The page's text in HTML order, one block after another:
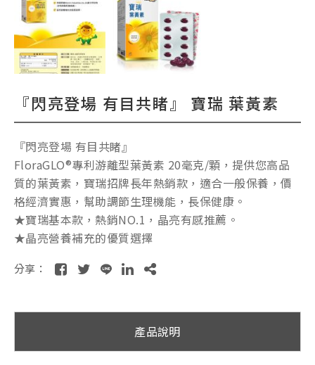
『閃亮登場 有目共睹』 寶瑞 葉黃素
『閃亮登場 有目共睹』
FloraGLO®專利游離型葉黃素 20毫克/顆，提供您高品
質的葉黃素，寶瑞招牌長年熱銷款，適合一般保養，價
格經濟實惠，幫助調節生理機能，長保健康。
★寶瑞基本款，熱銷NO.1，晶亮有感推薦。
★晶亮營養補充的優質選擇
分享：
產品說明